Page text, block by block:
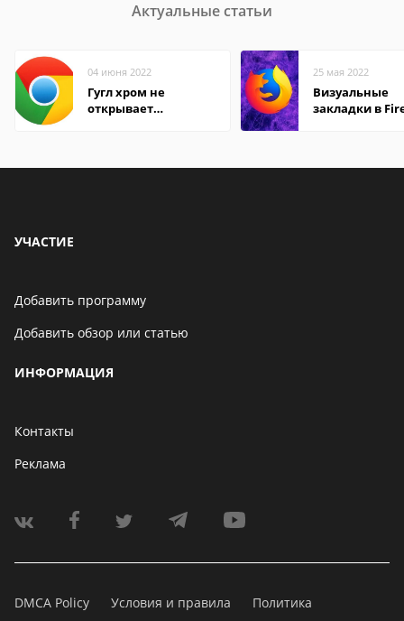
Актуальные статьи
04 июня 2022
Гугл хром не
открывает
25 мая 2022
Визуальные
закладки в
УЧАСТИЕ
Добавить программу
Добавить обзор или статью
ИНФОРМАЦИЯ
Контакты
Реклама
DMCA Policy Условия и правила
Политика